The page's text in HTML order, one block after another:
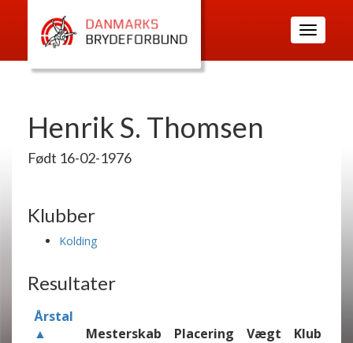
Toggle
navigation
Henrik S. Thomsen
Født 16-02-1976
Klubber
Kolding
Resultater
Årstal
▲
Mesterskab Placering Vægt Klub